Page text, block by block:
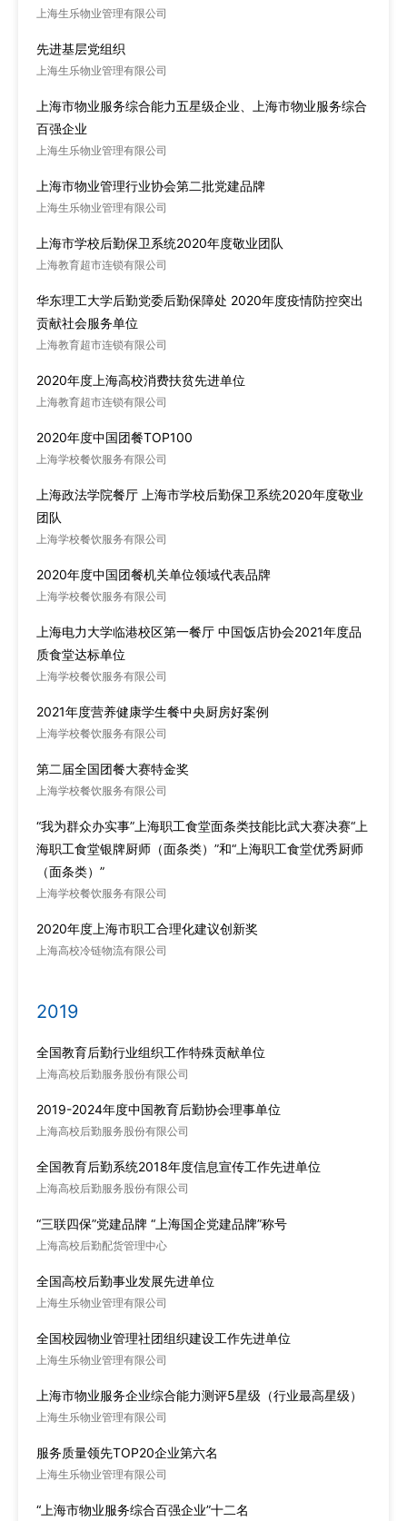
上海生乐物业管理有限公司
先进基层党组织
上海生乐物业管理有限公司
上海市物业服务综合能力五星级企业、上海市物业服务综合
百强企业
上海生乐物业管理有限公司
上海市物业管理行业协会第二批党建品牌
上海生乐物业管理有限公司
上海市学校后勤保卫系统2020年度敬业团队
上海教育超市连锁有限公司
华东理工大学后勤党委后勤保障处 2020年度疫情防控突出
贡献社会服务单位
上海教育超市连锁有限公司
2020年度上海高校消费扶贫先进单位
上海教育超市连锁有限公司
2020年度中国团餐TOP100
上海学校餐饮服务有限公司
上海政法学院餐厅 上海市学校后勤保卫系统2020年度敬业
团队
上海学校餐饮服务有限公司
2020年度中国团餐机关单位领域代表品牌
上海学校餐饮服务有限公司
上海电力大学临港校区第一餐厅 中国饭店协会2021年度品
质食堂达标单位
上海学校餐饮服务有限公司
2021年度营养健康学生餐中央厨房好案例
上海学校餐饮服务有限公司
第二届全国团餐大赛特金奖
上海学校餐饮服务有限公司
“我为群众办实事”上海职工食堂面条类技能比武大赛决赛“上
海职工食堂银牌厨师（面条类）”和“上海职工食堂优秀厨师
（面条类）”
上海学校餐饮服务有限公司
2020年度上海市职工合理化建议创新奖
上海高校冷链物流有限公司
2019
全国教育后勤行业组织工作特殊贡献单位
上海高校后勤服务股份有限公司
2019-2024年度中国教育后勤协会理事单位
上海高校后勤服务股份有限公司
全国教育后勤系统2018年度信息宣传工作先进单位
上海高校后勤服务股份有限公司
“三联四保”党建品牌 “上海国企党建品牌”称号
上海高校后勤配货管理中心
全国高校后勤事业发展先进单位
上海生乐物业管理有限公司
全国校园物业管理社团组织建设工作先进单位
上海生乐物业管理有限公司
上海市物业服务企业综合能力测评5星级（行业最高星级）
上海生乐物业管理有限公司
服务质量领先TOP20企业第六名
上海生乐物业管理有限公司
“上海市物业服务综合百强企业”十二名